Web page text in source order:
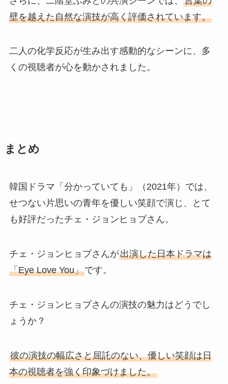
壁を越えた自然な演技が高く評価されています。
二人の化学反応が生み出す感動的なシーンに、多
くの視聴者が心を動かされました。
まとめ
韓国ドラマ「分かっていても」（2021年）では、
せつない片思いの青年を優しい笑顔で演じ、とて
も好評だったチェ・ジョンヒョプさん。
チェ・ジョンヒョプさんが出演した日本ドラマは
「Eye Love You」です。
チェ・ジョンヒョプさんの演技の魅力はどうでし
ょうか？
彼の演技の幅広さと屈託のない、優しい笑顔は日
本の視聴者を強く印象づけました。